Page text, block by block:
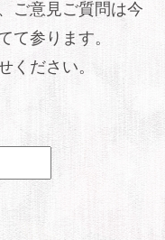
ご意見ご質問は今
て参ります。
ください。